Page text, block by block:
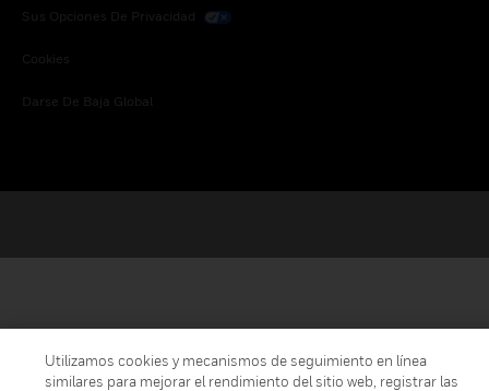
Sus Opciones De Privacidad
Cookies
Darse De Baja Global
Utilizamos cookies y mecanismos de seguimiento en línea
similares para mejorar el rendimiento del sitio web, registrar las